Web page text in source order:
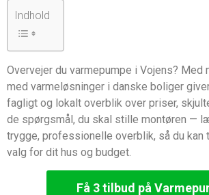
Indhold
Overvejer du varmepumpe i Vojens? Med
med varmeløsninger i danske boliger
fagligt og lokalt overblik over priser,
de spørgsmål, du skal stille montøren —
trygge, professionelle overblik, så du
valg for dit hus og budget.
Få 3 tilbud på